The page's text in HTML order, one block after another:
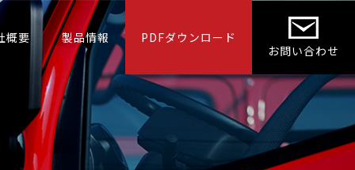
概要 製品情報
PDFダウンロード
お問い合わせ